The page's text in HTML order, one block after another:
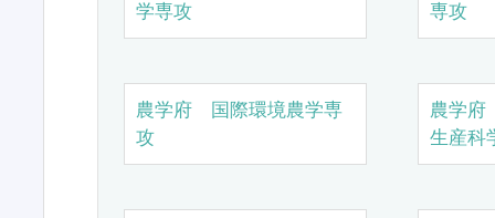
学専攻
専攻
農学府 国際環境農学専
攻
農学
生産科